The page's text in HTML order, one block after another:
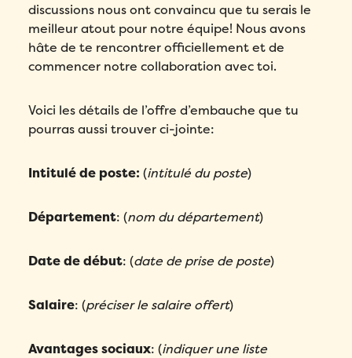
discussions nous ont convaincu que tu serais le
meilleur atout pour notre équipe! Nous avons
hâte de te rencontrer officiellement et de
commencer notre collaboration avec toi.
Voici les détails de l’offre d’embauche que tu
pourras aussi trouver ci-jointe:
Intitulé de poste:(intitulé du poste)
Département: (nom du département)
Date de début: (date de prise de poste)
Salaire: (préciser le salaire offert)
Avantages sociaux: (indiquer une liste